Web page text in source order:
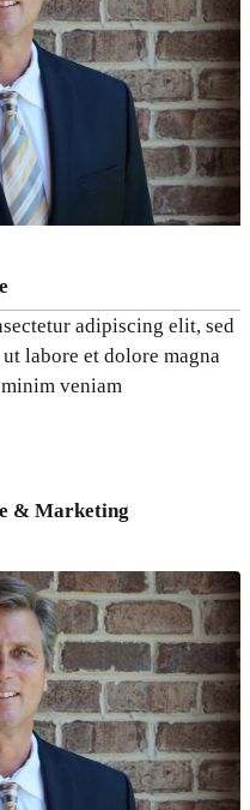
adipiscing elit, sed
labore et dolore magna
veniam
& Marketing